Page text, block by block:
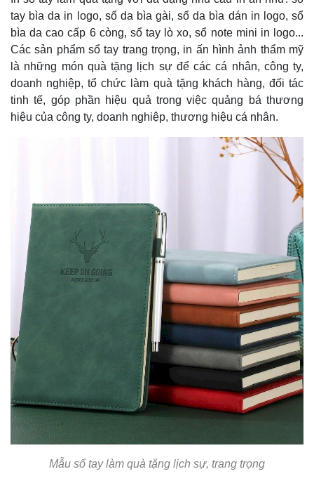
tay bìa da in logo, sổ da bìa gài, sổ da bìa dán in logo, sổ
bìa da cao cấp 6 còng, sổ tay lò xo, sổ note mini in logo...
Các sản phẩm sổ tay trang trọng, in ấn hình ảnh thẩm mỹ
là những món quà tặng lịch sự để các cá nhân, công ty,
doanh nghiệp, tổ chức làm quà tặng khách hàng, đối tác
tinh tế, góp phần hiệu quả trong việc quảng bá thương
hiệu của công ty, doanh nghiệp, thương hiệu cá nhân.
Mẫu sổ tay làm quà tặng lịch sự, trang trọng